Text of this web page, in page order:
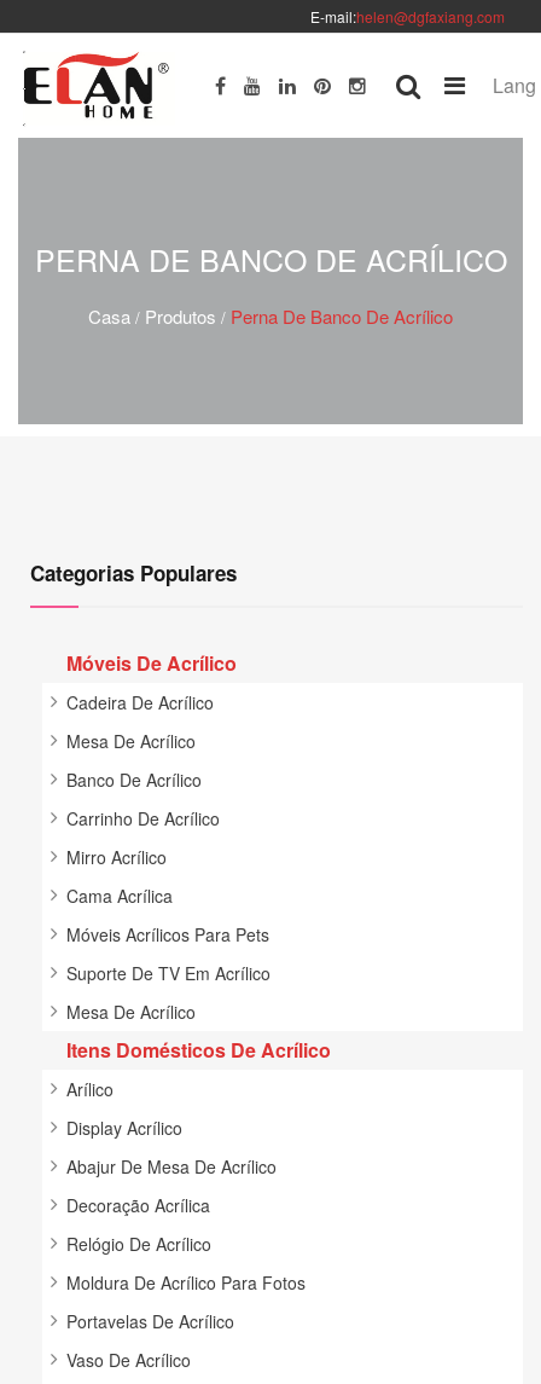
E-mail:helen@dgfaxiang.com
Lang
PERNA DE BANCO DE ACRÍLICO
Casa / Produtos / Perna De Banco De Acrílico
Categorias Populares
Móveis De Acrílico
Cadeira De Acrílico
Mesa De Acrílico
Banco De Acrílico
Carrinho De Acrílico
Mirro Acrílico
Cama Acrílica
Móveis Acrílicos Para Pets
Suporte De TV Em Acrílico
Mesa De Acrílico
Itens Domésticos De Acrílico
Arílico
Display Acrílico
Abajur De Mesa De Acrílico
Decoração Acrílica
Relógio De Acrílico
Moldura De Acrílico Para Fotos
Portavelas De Acrílico
Vaso De Acrílico